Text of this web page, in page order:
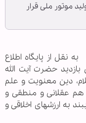
موتور ملی قرار
نقل از پایگاه اطلاع
حضرت آیت الله
دین معنویت و علم
هم عقلانی و منطقی و
به ارزشهای اخلاقی و